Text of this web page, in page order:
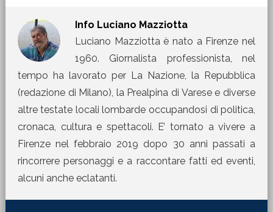
Info Luciano Mazziotta
Luciano Mazziotta è nato a Firenze nel
1960. Giornalista professionista, nel
tempo ha lavorato per La Nazione, la Repubblica
(redazione di Milano), la Prealpina di Varese e diverse
altre testate locali lombarde occupandosi di politica,
cronaca, cultura e spettacoli. E’ tornato a vivere a
Firenze nel febbraio 2019 dopo 30 anni passati a
rincorrere personaggi e a raccontare fatti ed eventi,
alcuni anche eclatanti.